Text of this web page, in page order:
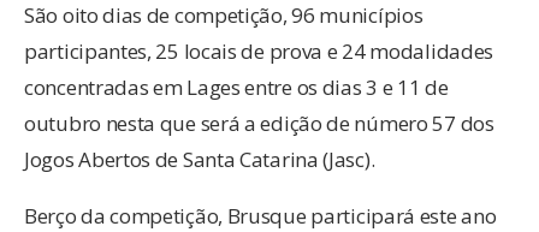
São oito dias de competição, 96 municípios
participantes, 25 locais de prova e 24 modalidades
concentradas em Lages entre os dias 3 e 11 de
outubro nesta que será a edição de número 57 dos
Jogos Abertos de Santa Catarina (Jasc).
Berço da competição, Brusque participará este ano